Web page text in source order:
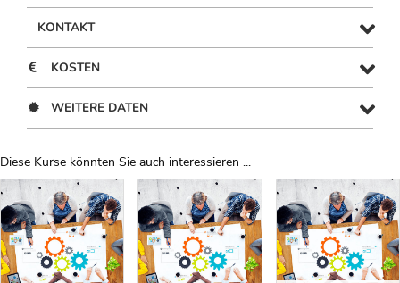
KONTAKT
KOSTEN
WEITERE DATEN
Diese Kurse könnten Sie auch interessieren ...
Uber Weiterbildungsvorschläge